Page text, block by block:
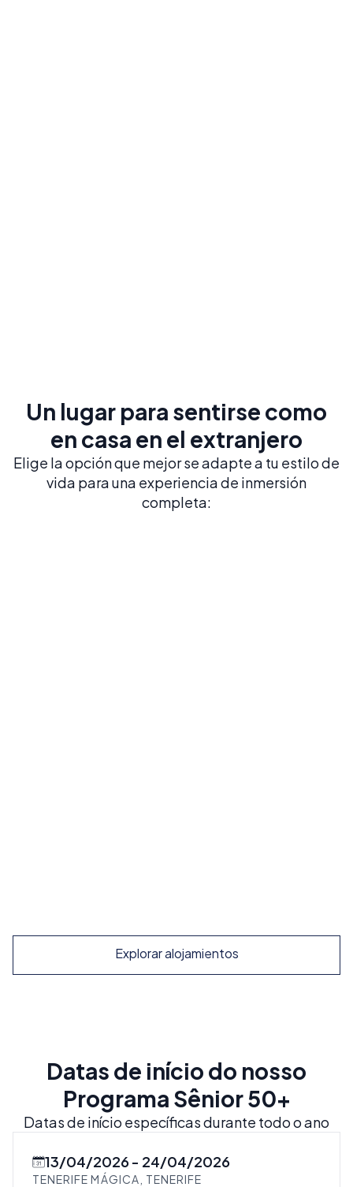
Un lugar para sentirse como
en casa en el extranjero
Elige la opción que mejor se adapte a tu estilo de
vida para una experiencia de inmersión
completa:
Explorar alojamientos
Datas de início do nosso
Programa Sênior 50+
Datas de início específicas durante todo o ano
13/04/2026 24/04/2026
TENERIFE MÁGICA, TENERIFE